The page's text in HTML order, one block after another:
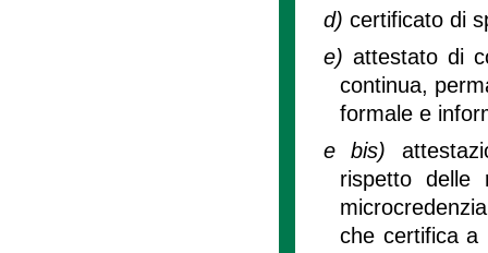
d) certificato di
e) attestato di
continua,
formale e
e bis)
rispetto delle
che certifica a